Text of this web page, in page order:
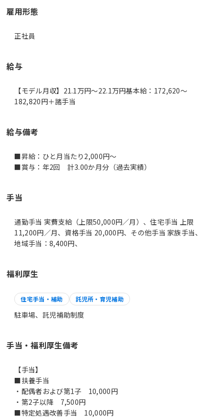
雇用形態
正社員
給与
【モデル月収】21.1万円〜22.1万円基本給：172,620～
182,820円＋諸手当
給与備考
■昇給：ひと月当たり2,000円～
■賞与：年2回 計3.00か月分（過去実績）
手当
通勤手当 実費支給（上限50,000円／月）、住宅手当 上限
11,200円／月、資格手当 20,000円、その他手当 家族手当、
地域手当：8,400円、
福利厚生
住宅手当・補助 託児所・育児補助
駐車場、託児補助制度
手当・福利厚生備考
【手当】
■扶養手当
・配偶者および第1子 10,000円
・第2子以降 7,500円
■特定処遇改善手当 10,000円